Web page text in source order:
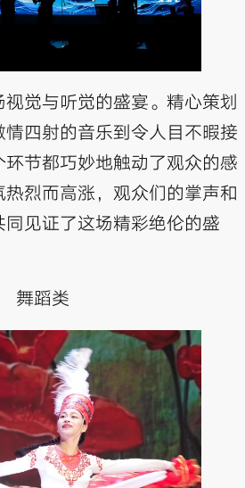
觉与听觉的盛宴。精心策划
四射的音乐到令人目不暇接
节都巧妙地触动了观众的感
烈而高涨，观众们的掌声和
见证了这场精彩绝伦的盛
舞蹈类